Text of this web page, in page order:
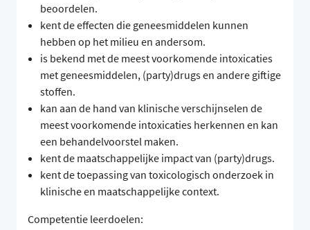
beoordelen.
kent de effecten die geneesmiddelen kunnen
hebben op het milieu en andersom.
is bekend met de meest voorkomende intoxicaties
met geneesmiddelen, (party)drugs en andere giftige
stoffen.
kan aan de hand van klinische verschijnselen de
meest voorkomende intoxicaties herkennen en kan
een behandelvoorstel maken.
kent de maatschappelijke impact van (party)drugs.
kent de toepassing van toxicologisch onderzoek in
klinische en maatschappelijke context.
Competentie leerdoelen: